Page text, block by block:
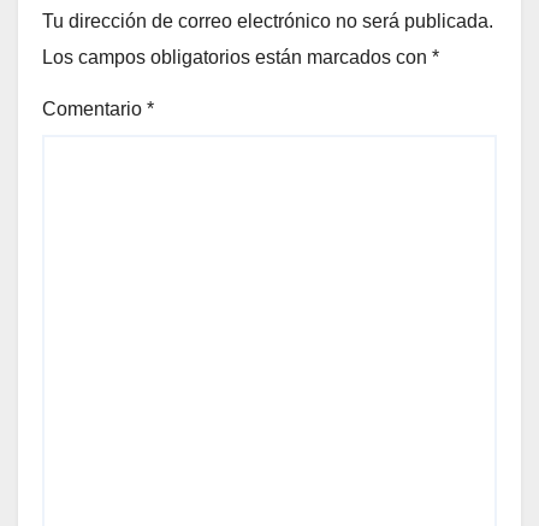
Tu dirección de correo electrónico no será publicada.
Los campos obligatorios están marcados con *
Comentario *